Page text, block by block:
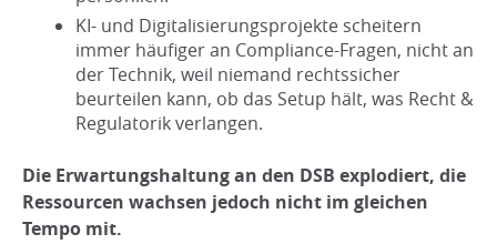
KI- und Digitalisierungsprojekte scheitern
immer häufiger an Compliance-Fragen, nicht an
der Technik, weil niemand rechtssicher
beurteilen kann, ob das Setup hält, was Recht &
Regulatorik verlangen.
Die Erwartungshaltung an den DSB explodiert, die
Ressourcen wachsen jedoch nicht im gleichen
Tempo mit.